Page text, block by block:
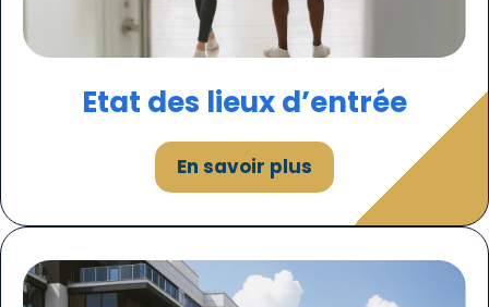
Etat des lieux d’entrée
En savoir plus